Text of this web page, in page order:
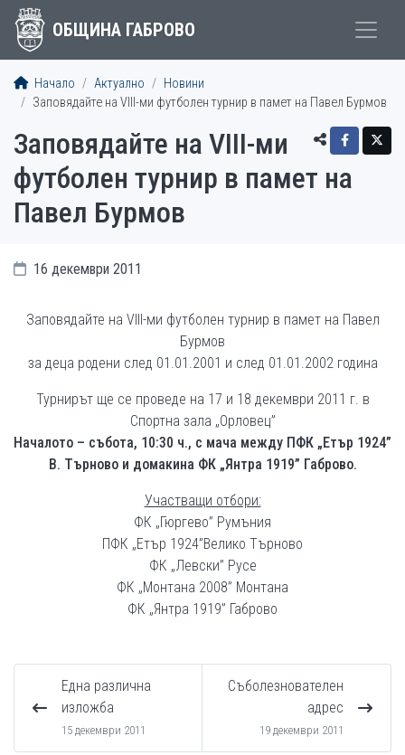
ОБЩИНА ГАБРОВО
Начало Актуално
Новини
Заповядайте на VIII-ми футболен турнир в памет на Павел Бурмов
Заповядайте на VIII-ми
футболен турнир в памет на
Павел Бурмов
16 декември 2011
Заповядайте на VIII-ми футболен турнир в памет на Павел
Бурмов
за деца родени след 01.01.2001 и след 01.01.2002 година
Турнирът ще се проведе на 17 и 18 декември 2011 г. в
Спортна зала „Орловец”
Началото – събота, 10:30 ч., с мача между ПФК „Етър 1924”
В. Търново и домакина ФК „Янтра 1919” Габрово.
Участващи отбори:
ФК „Гюргево” Румъния
ПФК „Етър 1924”Велико Търново
ФК „Левски” Русе
ФК „Монтана 2008” Монтана
ФК „Янтра 1919” Габрово
Една различна
изложба
15 декември 2011
Съболезнователен
адрес
19 декември 2011